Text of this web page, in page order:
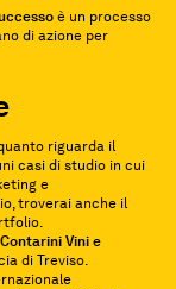
è un processo
di azione per
riguarda il
casi di studio in cui
e
troverai anche il
Contarini Vini e
di Treviso.